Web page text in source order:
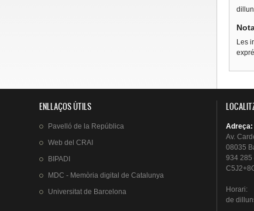
Les
ENLLAÇOS ÚTILS
Pavelló de la República
Web delCRAI
BIPADI
MDC - Memòria digital de Catalunya
Universitat de Barcelona
Adreça:
Av.
08035
934 285
Horari:
de